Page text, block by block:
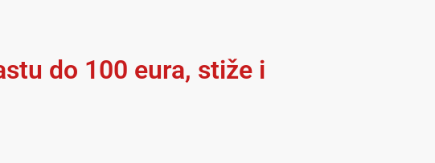
do 100 eura, stiže i